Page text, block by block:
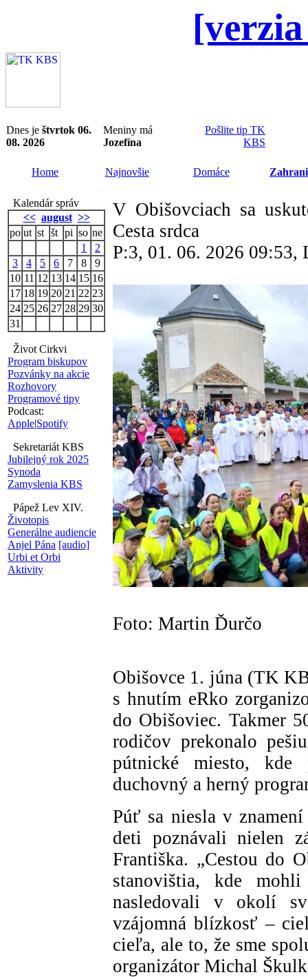
Dnes je štvrtok 06.
08. 2026
Meniny má
Jozefína
Pošlite tip TK
KBS
Home Najnovšie Domáce
Kalendár správ
<< august >>
po ut st št pi so ne
1
2
3
4 5 6 7 8
9
10 11 12 13 14 15 16
17 18 19 20 21 22 23
24 25 26 27 28 29 30
31
Život Cirkvi
Program biskupov
Pozvánky na akcie
Rozhovory
Programové tipy
Podcast:
Apple|Spotify
Sekretariát KBS
Jubilejný rok 2025
Synoda
Zamyslenia KBS
Pápež Lev XIV.
Životopis
Generálne audiencie
Anjel Pána [audio]
Urbi et Orbi
Aktivity
V Obišovciach sa
Cesta srdca
P:3, 01. 06. 2026 09:53,
Foto: Martin Ďurčo
Obišovce 1. júna (TK
s hnutím eRko
do Obišoviec. Takmer
rodičov prekonalo
pútnické miesto, kde
duchovný a herný
Púť sa niesla v znamení
deti poznávali nielen
Františka. „Cestou do
stanovištia, kde
nasledovali v okolí
vzájomná blízkosť –
cieľa, ale to, že sme
organizátor Michal